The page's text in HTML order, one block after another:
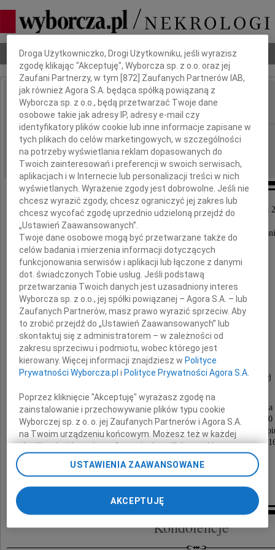
Nekrologi Odeszli Poradnik pogrzebowy
IMIĘ I NAZWISKO: Zdzisław Tomczak
REGION: Poznań
DATA EMISJI: 22.01.2016
Z głębokim żalem zawiadamiamy, iż w dniu 19 stycznia
nasz kochany Ojciec, czuły Dziadek i Pradziadek,
Zdzisław Tomczak
1929-2016
długoletni pracownik Politechniki Poznańskiej
Msza święta za Jego duszę zostanie odprawiona
w dniu 23 stycznia 2016 roku o godzinie 12.00
w kościele pw. Św. Moniki w Strzeszynie (ul.
Uroczystość pogrzebowa odbędzie się 26 stycznia
o godzinie 11.10 na cmentarzu w Junikowie
Kondolencje
Dbamy o Twoją prywatność
Droga Użytkowniczko, Drogi Użytkowniku, jeśli wyrazisz
zgodę klikając "Akceptuję", Wyborcza sp. z o.o. oraz jej
Zaufani Partnerzy, w tym [872 ] Zaufanych Partnerów IAB,
jak również Agora S.A. będąca spółką powiązaną z
Wyborcza sp. z o.o., będą przetwarzać Twoje dane
osobowe takie jak adresy IP, adresy e-mail czy
identyfikatory plików cookie lub inne informacje zapisane w
tych plikach do celów marketingowych, w szczególności
na potrzeby wyświetlania reklam dopasowanych do
Twoich zainteresowań i preferencji w swoich serwisach,
aplikacjach i w Internecie lub personalizacji treści w nich
wyświetlanych. Wyrażenie zgody jest dobrowolne. Jeśli nie
chcesz wyrazić zgody, chcesz ograniczyć jej zakres lub
chcesz wycofać zgodę uprzednio udzieloną przejdź do
„Ustawień Zaawansowanych”.
Twoje dane osobowe mogą być przetwarzane także do
celów badania i mierzenia informacji dotyczących
funkcjonowania serwisów i aplikacji lub łączone z danymi
dot. świadczonych Tobie usług. Jeśli podstawą
przetwarzania Twoich danych jest uzasadniony interes
Wyborcza sp. z o.o., jej spółki powiązanej – Agora S.A. – lub
Zaufanych Partnerów, masz prawo wyrazić sprzeciw. Aby
to zrobić przejdź do „Ustawień Zaawansowanych” lub
skontaktuj się z administratorem – w zależności od
zakresu sprzeciwu i podmiotu, wobec którego jest
kierowany. Więcej informacji znajdziesz w Polityce
Prywatności Wyborcza.pl i Polityce Prywatności Agora S.A.
Poprzez kliknięcie "Akceptuję" wyrażasz zgodę na
zainstalowanie i przechowywanie plików typu cookie
Wyborczej sp. z o. o. jej Zaufanych Partnerów i Agora S.A.
na Twoim urządzeniu końcowym. Możesz też w każdej
chwili zmienić swoje preferencje dot. plików cookie,
ponownie wywołując narzędzie do zarządzania Twoimi
preferencjami dot. przetwarzania danych poprzez
przechodząc do sekcji „Ustawienia zaawansowane”.
Zmiana ustawień plików cookie możliwa jest także za
My, nasi Zaufani Partnerzy i Agora S.A. możemy
USTAWIENIA ZAAWANSOWANE
AKCEPTUJĘ